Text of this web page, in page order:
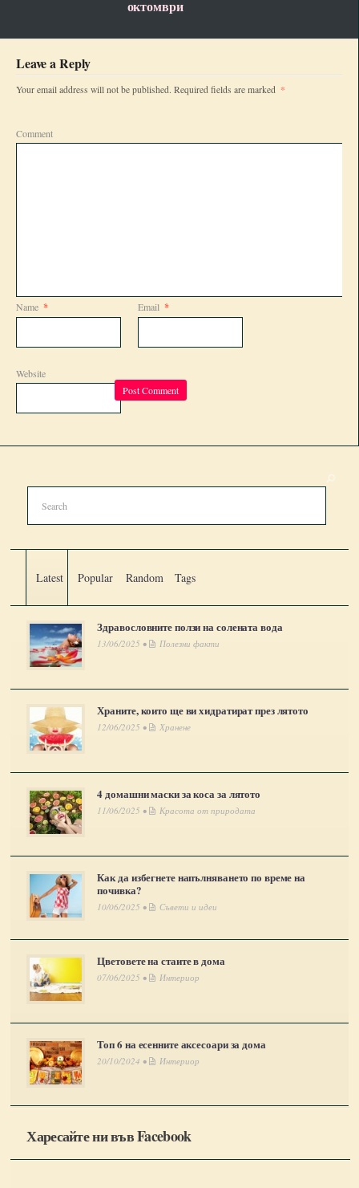
октомври
Leave a Reply
Your email address will not be published. Required fields are marked *
Comment
Name * Email *
Website
Latest Popular Random Tags
Здравословните ползи на солената вода
13/06/2025 • Полезни факти
Храните, които ще ви хидратират през лятото
12/06/2025 • Хранене
4 домашни маски за коса за лятото
11/06/2025 • Красота от природата
Как да избегнете напълняването по време на
почивка?
10/06/2025 • Съвети и идеи
Цветовете на стаите в дома
07/06/2025 • Интериор
Топ 6 на есенните аксесоари за дома
20/10/2024 • Интериор
Харесайте ни във Facebook